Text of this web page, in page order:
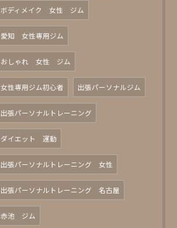
ボディメイク 女性 ジム
愛知 女性専用ジム
おしゃれ 女性 ジム
女性専用ジム初心者 出張パーソナルジム
出張パーソナルトレーニング
ダイエット 運動
出張パーソナルトレーニング 女性
出張パーソナルトレーニング 名古屋
赤池 ジム